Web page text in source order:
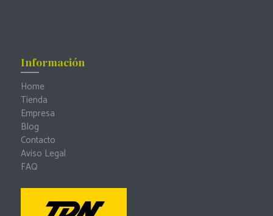
Información
Home
Tienda
Empresa
Blog
Contacto
Aviso Legal
FAQ